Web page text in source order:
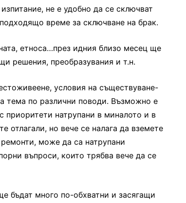
не е удобно да се сключват
време за сключване на брак.
етноса…през идния близо месец ще
решения, преобразувания и т.н.
условия на съществуване-
тема по различни поводи. Възможно е
приоритети натрупани в миналото и в
отлагали, но вече се налага да вземете
може да са натрупани
въпроси, които трябва вече да се
бъдат много по-обхватни и засягащи